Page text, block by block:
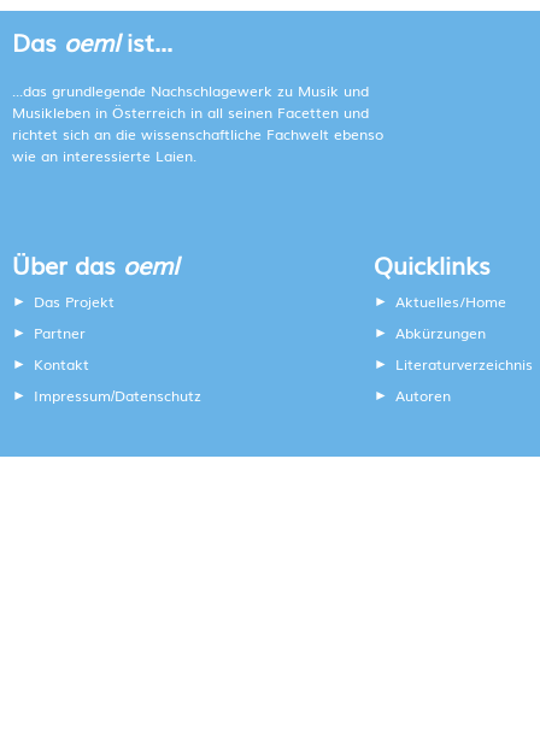
Das oemlist...
...das grundlegende Nachschlagewerk zu Musik und
Musikleben in Österreich in all seinen Facetten und
richtet sich an die wissenschaftliche Fachwelt ebenso
wie an interessierte Laien.
Über das oeml
Das Projekt
Partner
Kontakt
Impressum/Datenschutz
Quicklinks
Aktuelles/Home
Abkürzungen
Literaturverzeichnis
Autoren